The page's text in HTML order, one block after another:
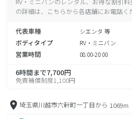
の詳細は、こちらから各店舗にお電話く
代表車種 シエンタ 等
ボディタイプ RV・ミニバン
営業時間 08:00-20:00
6時間まで7,700円
免責補償制度1,100円
埼玉県川越市六軒町一丁目から 1069m